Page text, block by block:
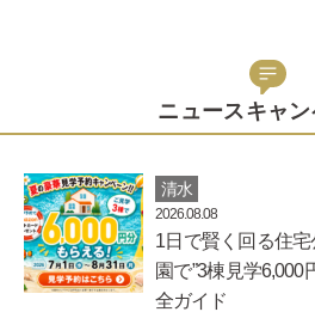
ニュースキャ
清水
2026.08.08
1日で賢く回る住
園で”3棟見学6,000
全ガイド